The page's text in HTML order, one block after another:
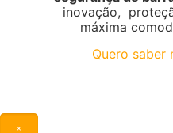
inovação,
máxima
Quero saber
×